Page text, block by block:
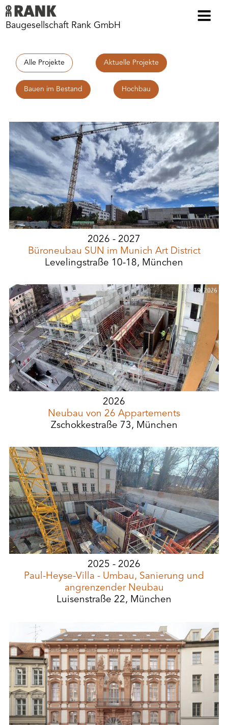
Baugesellschaft Rank GmbH
Alle Projekte Aktuelle Projekte
Bauen im Bestand Hochbau
2026 - 2027
Büroneubau SUN im Munich Art District
Levelingstraße 10-18, München
2026
Neubau von 26 Appartements
Zschokkestraße 73, München
2025 - 2026
Paul-Heyse-Villa - Umbau, Sanierung und
angrenzender Neubau
Luisenstraße 22, München